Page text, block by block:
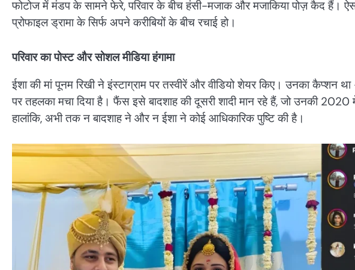
फोटोज में मंडप के सामने फेरे, परिवार के बीच हंसी-मजाक और मजाकिया पोज़ कैद हैं।
प्रोफाइल ड्रामा के सिर्फ अपने करीबियों के बीच रचाई हो।
परिवार का पोस्ट और सोशल मीडिया हंगामा
ईशा की मां पूनम रिखी ने इंस्टाग्राम पर तस्वीरें और वीडियो शेयर किए। उनका कैप्शन
पर तहलका मचा दिया है। फैंस इसे बादशाह की दूसरी शादी मान रहे हैं, जो उनकी
हालांकि, अभी तक न बादशाह ने और न ईशा ने कोई आधिकारिक पुष्टि की है।